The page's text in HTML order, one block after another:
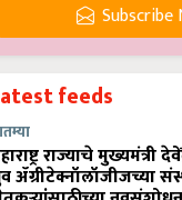
feeds
राज्याचे मुख्यमंत्री
ॲग्रीटेक्नॉलॉजीजच्या